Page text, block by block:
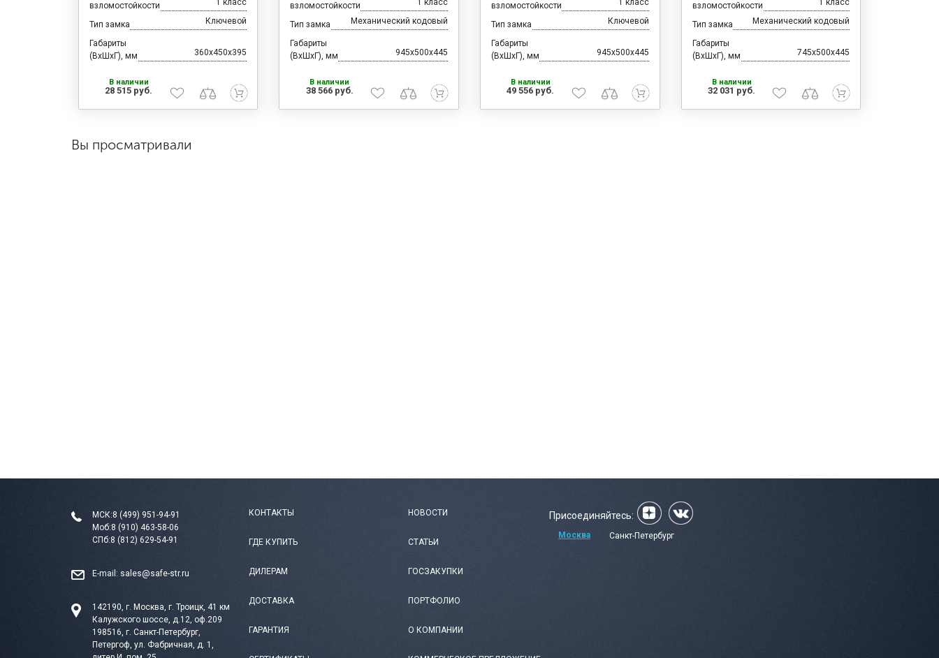
взломостойкости
Тип замка Ключевой
Габариты
(ВхШхГ), мм
360x450x395
В наличии
28 515 руб.
взломостойкости
Тип замка Механический кодовый
Габариты
(ВхШхГ), мм
945x500x445
В наличии
38 566 руб.
взломостойкости
Тип замка Ключевой
Габариты
(ВхШхГ), мм
945x500x445
В наличии
49 556 руб.
взломостойкости
Тип замка Механический кодовый
Габариты
(ВхШхГ), мм
745x500x445
В наличии
32 031 руб.
Вы просматривали
МСК:8 (499) 951-94-91
Моб:8 (910) 463-58-06
СПб:8 (812) 629-54-91
E-mail: sales@safe-str.ru
142190, г. Москва, г. Троицк, 41 км
Калужского шоссе, д.12, оф.209
198516, г. Санкт-Петербург,
Петергоф, ул. Фабричная, д. 1,
КОНТАКТЫ
ГДЕ КУПИТЬ
ДИЛЕРАМ
ДОСТАВКА
ГАРАНТИЯ
НОВОСТИ
СТАТЬИ
ГОСЗАКУПКИ
ПОРТФОЛИО
О КОМПАНИИ
Присоединяйтесь:
Москва Санкт-Петербург